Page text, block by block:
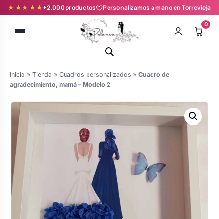
★★★★★+2.000 productos Personalizamos a mano en Torrevieja
0
novia y zapatillas
personalizadas
de boda
Árboles de Huellas para Primera
Batas de comunión personalizadas
para niña
Inicio » Tienda » Cuadros personalizados » Cuadro de
agradecimiento, mamá – Modelo 2